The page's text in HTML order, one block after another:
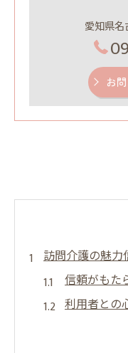
愛知県名
お
訪問介護の魅
信頼がもた
利用者との